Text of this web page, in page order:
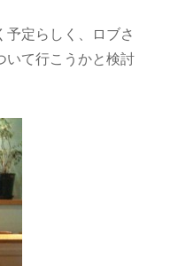
予定らしく、ロブさ
いて行こうかと検討